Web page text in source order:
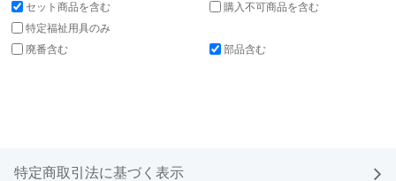
新規会員登録
ログイン
セット商品を含む
購入不可商品を含む
特定福祉用具のみ
廃番含む
部品含む
特定商取引法に基づく表示